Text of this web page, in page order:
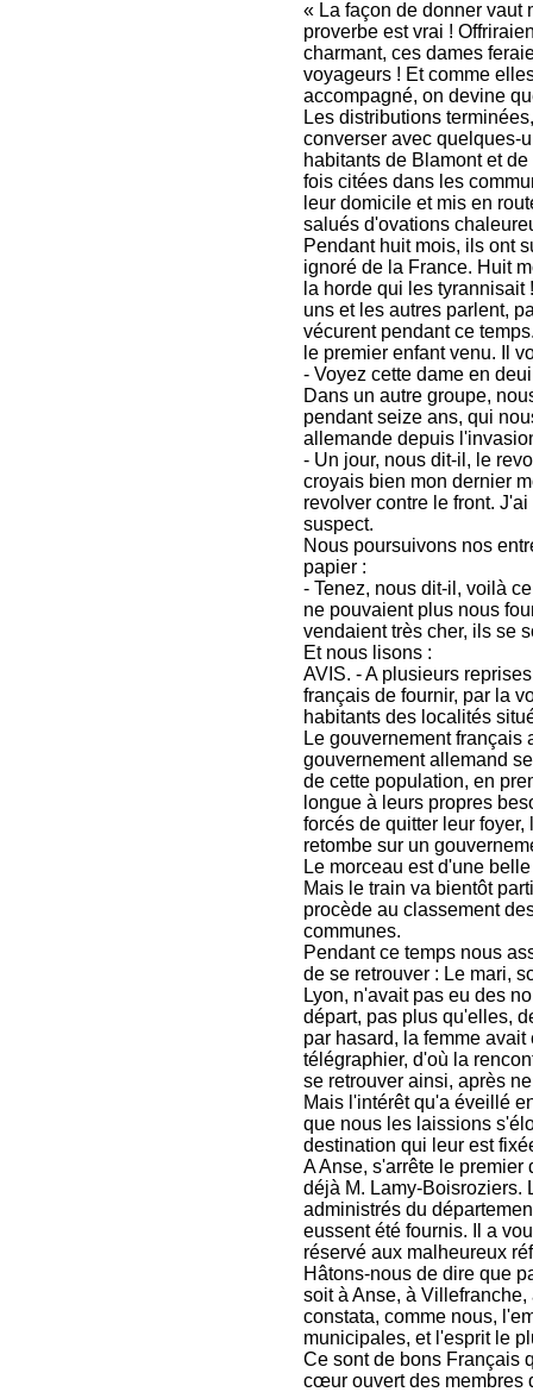
« La façon de donner vaut
proverbe est vrai !
charmant, ces dames
voyageurs ! Et comme
accompagné, on devine
Les distributions
converser avec quelques-
habitants de Blamont et
fois citées dans les
leur domicile et mis en
salués d'ovations
Pendant huit mois, ils ont
ignoré de la France. Huit
la horde qui les
uns et les autres parlent,
vécurent pendant ce
le premier enfant venu. Il
- Voyez cette dame en
Dans un autre groupe,
pendant seize ans, qui
allemande depuis
- Un jour, nous dit-il, le
croyais bien mon dernier
revolver contre le front.
suspect.
Nous poursuivons nos
papier :
- Tenez, nous dit-il, voilà
ne pouvaient plus nous
vendaient très cher, ils se
Et nous lisons :
AVIS. - A plusieurs
français de fournir, par la
habitants des localités
Le gouvernement français
gouvernement allemand
de cette population, en
longue à leurs propres
forcés de quitter leur
retombe sur un
Le morceau est d'une
Mais le train va bientôt
procède au classement
communes.
Pendant ce temps nous
de se retrouver : Le mari,
Lyon, n'avait pas eu des
départ, pas plus qu'elles,
par hasard, la femme
télégraphier, d'où la
se retrouver ainsi, après
Mais l'intérêt qu'a éveillé
que nous les laissions
destination qui leur est
A Anse, s'arrête le premier
déjà M. Lamy-Boisroziers.
administrés du
eussent été fournis. Il a
réservé aux malheureux
Hâtons-nous de dire que
soit à Anse, à
constata, comme nous,
municipales, et l'esprit le
Ce sont de bons Français
cœur ouvert des membres